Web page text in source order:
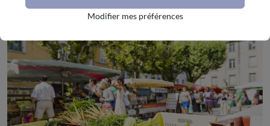
Modifier mes préférences